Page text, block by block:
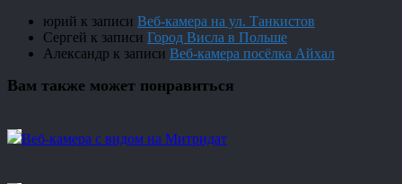
юрий к записи Веб-камера на ул. Танкистов
Сергей к записи Город Висла в Польше
Александр к записи Веб-камера посёлка Айхал
Вам также может понравиться
Веб-камера с видом на Митридат